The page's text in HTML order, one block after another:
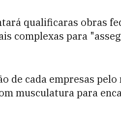
qualificaras obras
complexas para
de cada empresas
musculatura para